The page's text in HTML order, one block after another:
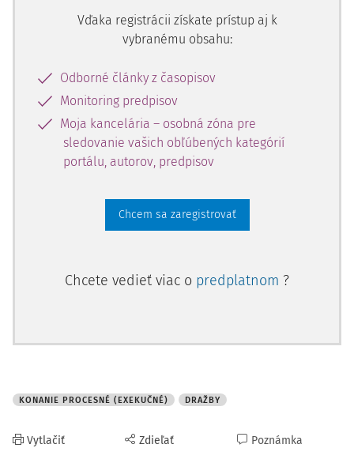
Vďaka registrácii získate prístup aj k
vybranému obsahu:
Odborné články z časopisov
Monitoring predpisov
Moja kancelária – osobná zóna pre
sledovanie vašich obľúbených kategórií
portálu, autorov, predpisov
Chcem sa zaregistrovať
Chcete vedieť viac o predplatnom ?
KONANIE PROCESNÉ (EXEKUČNÉ) DRAŽBY
Vytlačiť Zdieľať Poznámka